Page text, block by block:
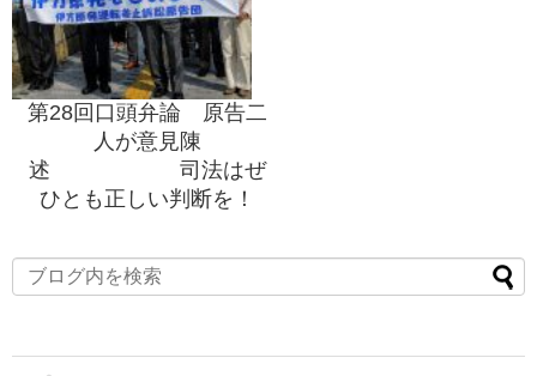
第28回口頭弁論 原告二
人が意見陳
述 司法はぜ
ひとも正しい判断を！